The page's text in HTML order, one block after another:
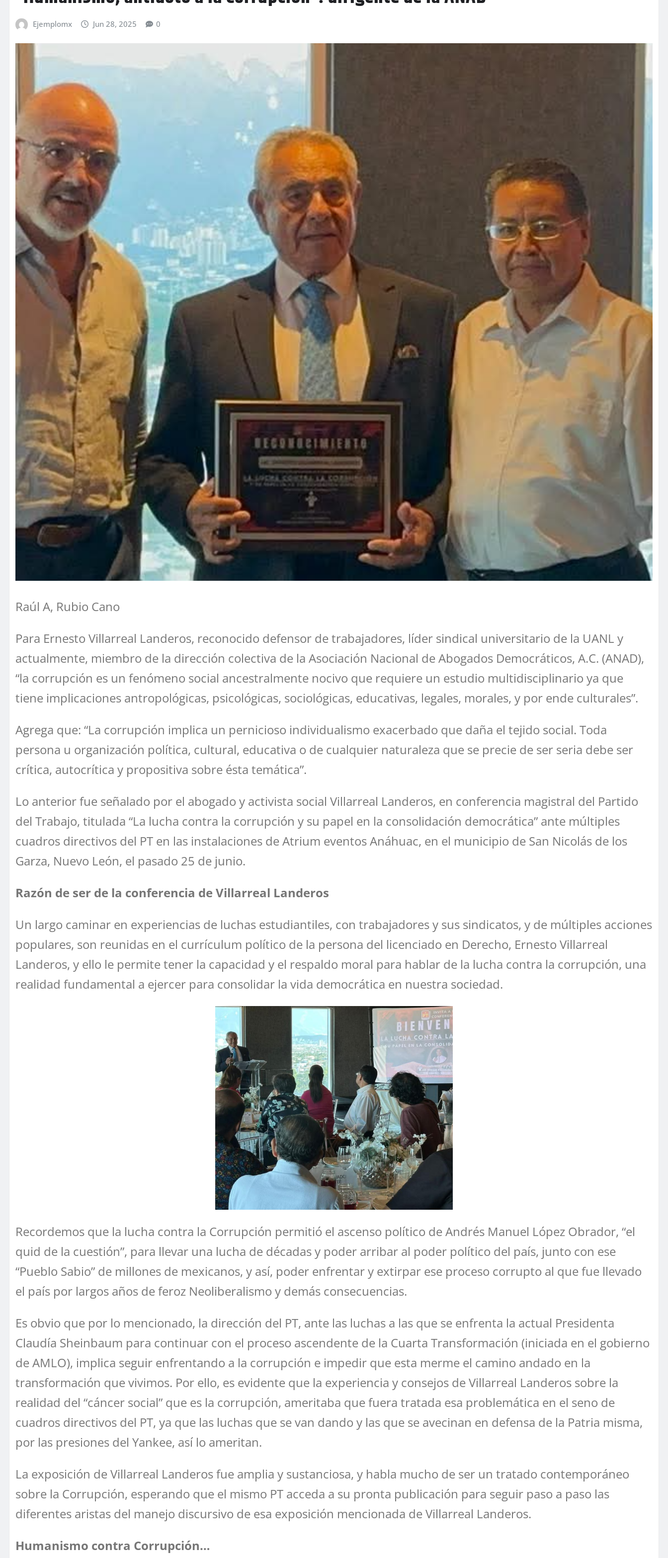
Ejemplomx Jun 28, 2025 0
Raúl A, Rubio Cano
Para Ernesto Villarreal Landeros, reconocido defensor de trabajadores, líder sindical universitario de la UANL y
actualmente, miembro de la dirección colectiva de la Asociación Nacional de Abogados Democráticos, A.C. (ANAD),
“la corrupción es un fenómeno social ancestralmente nocivo que requiere un estudio multidisciplinario ya que
tiene implicaciones antropológicas, psicológicas, sociológicas, educativas, legales, morales, y por ende culturales”.
Agrega que: “La corrupción implica un pernicioso individualismo exacerbado que daña el tejido social. Toda
persona u organización política, cultural, educativa o de cualquier naturaleza que se precie de ser seria debe ser
crítica, autocrítica y propositiva sobre ésta temática”.
Lo anterior fue señalado por el abogado y activista social Villarreal Landeros, en conferencia magistral del Partido
del Trabajo, titulada “La lucha contra la corrupción y su papel en la consolidación democrática” ante múltiples
cuadros directivos del PT en las instalaciones de Atrium eventos Anáhuac, en el municipio de San Nicolás de los
Garza, Nuevo León, el pasado 25 de junio.
Razón de ser de la conferencia de Villarreal Landeros
Un largo caminar en experiencias de luchas estudiantiles, con trabajadores y sus sindicatos, y de múltiples acciones
populares, son reunidas en el currículum político de la persona del licenciado en Derecho, Ernesto Villarreal
Landeros, y ello le permite tener la capacidad y el respaldo moral para hablar de la lucha contra la corrupción, una
realidad fundamental a ejercer para consolidar la vida democrática en nuestra sociedad.
Recordemos que la lucha contra la Corrupción permitió el ascenso político de Andrés Manuel López Obrador, “el
quid de la cuestión”, para llevar una lucha de décadas y poder arribar al poder político del país, junto con ese
“Pueblo Sabio” de millones de mexicanos, y así, poder enfrentar y extirpar ese proceso corrupto al que fue llevado
el país por largos años de feroz Neoliberalismo y demás consecuencias.
Es obvio que por lo mencionado, la dirección del PT, ante las luchas a las que se enfrenta la actual Presidenta
Claudía Sheinbaum para continuar con el proceso ascendente de la Cuarta Transformación (iniciada en el gobierno
de AMLO), implica seguir enfrentando a la corrupción e impedir que esta merme el camino andado en la
transformación que vivimos. Por ello, es evidente que la experiencia y consejos de Villarreal Landeros sobre la
realidad del “cáncer social” que es la corrupción, ameritaba que fuera tratada esa problemática en el seno de
cuadros directivos del PT, ya que las luchas que se van dando y las que se avecinan en defensa de la Patria misma,
por las presiones del Yankee, así lo ameritan.
La exposición de Villarreal Landeros fue amplia y sustanciosa, y habla mucho de ser un tratado contemporáneo
sobre la Corrupción, esperando que el mismo PT acceda a su pronta publicación para seguir paso a paso las
diferentes aristas del manejo discursivo de esa exposición mencionada de Villarreal Landeros.
Humanismo contra Corrupción…